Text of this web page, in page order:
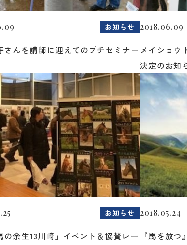
お知らせ
さんを講師に迎えてのプチセミナー
2018.06.09
メイショウ
決定のお知
お知らせ
の余生13川崎」イベント＆協賛レー
2018.05.24
『馬を放